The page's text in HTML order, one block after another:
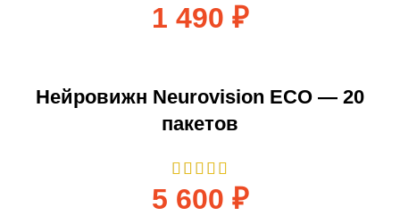
1 490 ₽
Нейровижн Neurovision ECO — 20
пакетов
5 600 ₽